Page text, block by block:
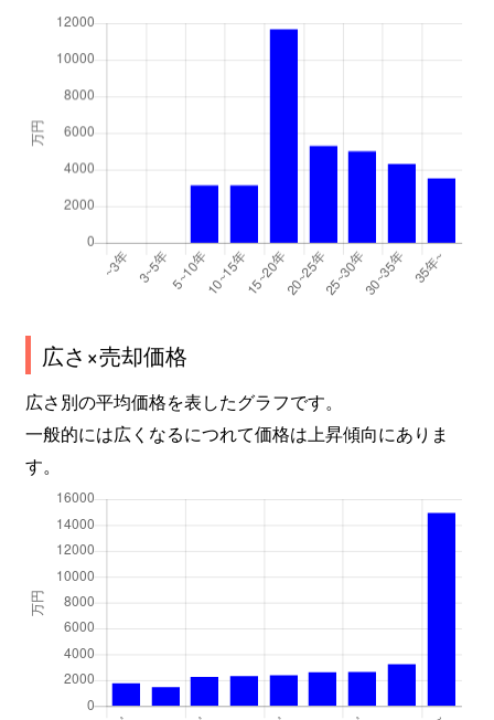
広さ×売却価格
広さ別の平均価格を表したグラフです。
一般的には広くなるにつれて価格は上昇傾向にありま
す。